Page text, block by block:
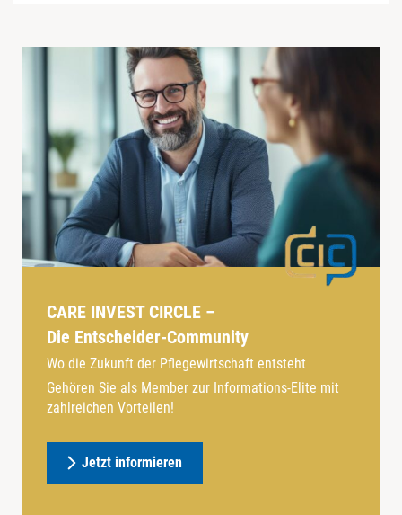
CARE INVEST CIRCLE –
Die Entscheider-Community
Wo die Zukunft der Pflegewirtschaft entsteht
Gehören Sie als Member zur Informations-Elite mit
zahlreichen Vorteilen!
Jetzt informieren